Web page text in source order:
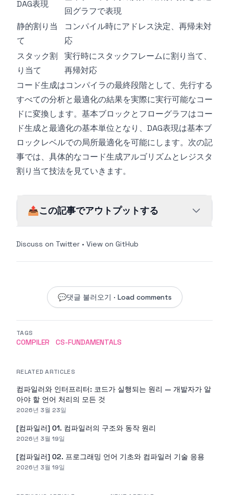
DAG表現
回グラフで表現
静的割り当
て
コンパイル時にアドレス決定、再帰未対
応
スタック割
り当て
実行時にスタックフレームに割り当て、
再帰対応
コード生成はコンパイラの最終段階として、先行する
すべての分析と最適化の結果を実際に実行可能なコー
ドに変換します。基本ブロックとフローグラフはコー
ド生成と最適化の基本単位となり、DAG表現は基本ブ
ロックレベルでの局所最適化を可能にします。次の記
事では、具体的なコード生成アルゴリズムとレジスタ
割り当て技法を見ていきます。
📤この記事でアウトプットする
Discuss on Twitter • View on GitHub
💬댓글 불러오기 · Load comments
TAGS
COMPILER CS-FUNDAMENTALS
RELATED ARTICLES
컴파일러와 인터프리터: 코드가 실행되는 원리 — 개발자가 알
아야 할 언어 처리의 모든 것
2026년 3월 23일
[컴파일러] 01. 컴파일러의 구조와 동작 원리
2026년 3월 19일
[컴파일러] 02. 프로그래밍 언어 기초와 컴파일러 기술 응용
2026년 3월 19일